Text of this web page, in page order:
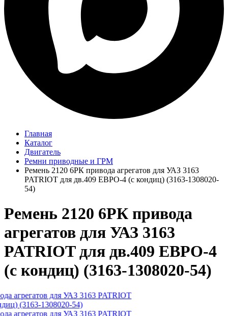
Главная
Каталог
Двигатель
Ремни приводные и ГРМ
Ремень 2120 6PК привода агрегатов для УАЗ 3163
PATRIOT для дв.409 ЕВPО-4 (с кондиц) (3163-1308020-
54)
Ремень 2120 6PК привода
агрегатов для УАЗ 3163
PATRIOT для дв.409 ЕВPО-4
(с кондиц) (3163-1308020-54)